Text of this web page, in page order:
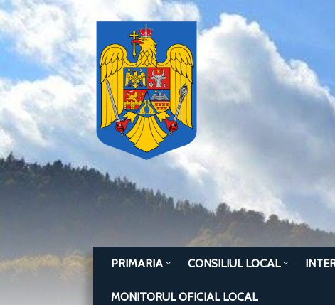
PRIMARIA CONSILIUL LOCAL
MONITORUL OFICIAL LOCAL